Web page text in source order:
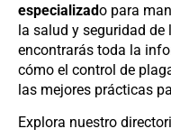
especializado para
la salud y seguridad de
encontrarás toda la
cómo el control de
las mejores prácticas
Explora nuestro